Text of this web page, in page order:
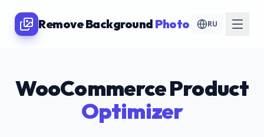
Remove Background Photo RU
WooCommerce Product
Optimizer